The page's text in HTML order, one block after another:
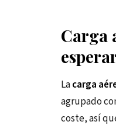
Carga
Lacarga
agrupado
coste, así